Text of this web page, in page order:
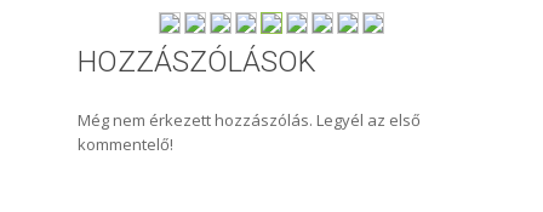
HOZZÁSZÓLÁSOK
Még nem érkezett hozzászólás. Legyél az első
kommentelő!